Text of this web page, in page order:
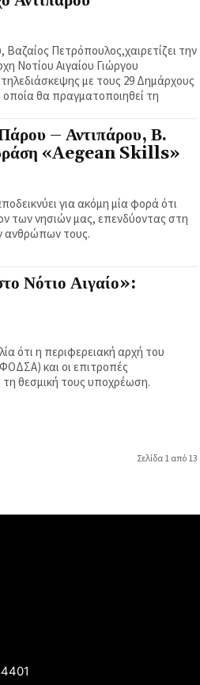
Πετρόπουλος,χαιρετίζει την
Νοτίου Αιγαίου Γιώργου
με τους 29 Δημάρχους
θα πραγματοποιηθεί τη
– Αντιπάρου, Β.
δράση «Aegean Skills»
για ακόμη μία φορά ότι
των νησιών μας, επενδύοντας στη
ανθρώπων τους.
Νότιο Αιγαίο»:
ότι η περιφερειακή αρχή του
και οι επιτροπές
τη θεσμική τους υποχρέωση.
Σελίδα 1 από 13